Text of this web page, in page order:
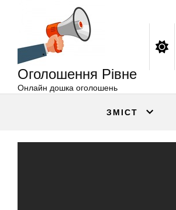
Оголошення Рівне
Онлайн дошка оголошень
ЗМІСТ